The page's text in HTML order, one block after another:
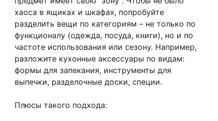
хаоса в ящиках и шкафах, попробуйте
разделить вещи по категориям – не только по
функционалу (одежда, посуда, книги), но и по
частоте использования или сезону. Например,
разложите кухонные аксессуары по видам:
формы для запекания, инструменты для
выпечки, разделочные доски, специи.
Плюсы такого подхода: